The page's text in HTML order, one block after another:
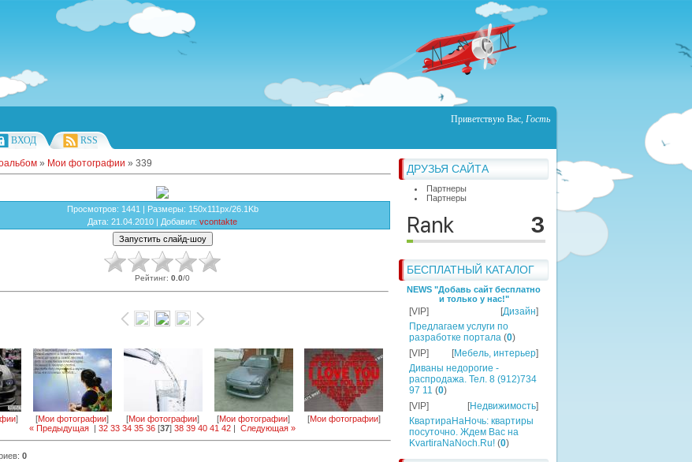
Приветствую Вас, Гость
ВХОД RSS
ДРУЗЬЯ САЙТА
Партнеры
Партнеры
БЕСПЛАТНЫЙ КАТАЛОГ
NEWS "Добавь сайт бесплатно
и только у нас!"
[VIP] [Дизайн]
Предлагаем услуги по
разработке портала (0)
[VIP]
[Мебель, интерьер]
Диваны недорогие -
распродажа. Тел. 8 (912)734
97 11 (0)
[VIP]
[Недвижимость]
КвартираНаНочь: квартиры
посуточно. Ждем Вас на
KvartiraNaNoch.Ru! (0)
» Мои фотографии » 339
Просмотров: 1441 | Размеры: 150x111px/26.1Kb
Дата: 21.04.2010 | Добавил: vcontakte
Рейтинг: 0.0/0
] [Мои фотографии] [Мои фотографии] [Мои фотографии] [Мои фотографии]
« Предыдущая | 32 33 34 35 36 [37] 38 39 40 41 42 | Следующая »
: 0